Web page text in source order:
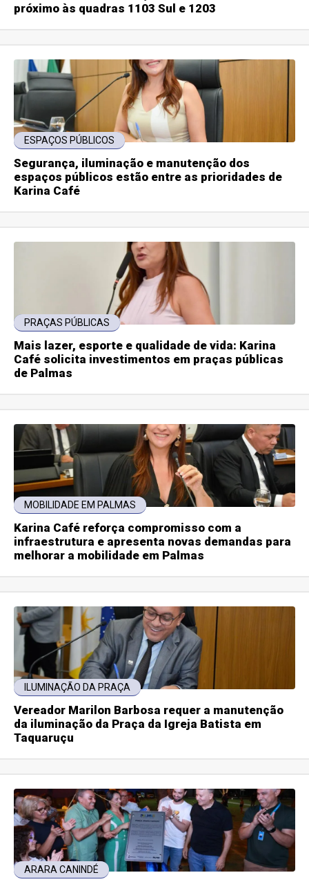
próximo às quadras 1103 Sul e 1203
ESPAÇOS PÚBLICOS
Segurança, iluminação e manutenção dos
espaços públicos estão entre as prioridades de
Karina Café
PRAÇAS PÚBLICAS
Mais lazer, esporte e qualidade de vida: Karina
Café solicita investimentos em praças públicas
de Palmas
MOBILIDADE EM PALMAS
Karina Café reforça compromisso com a
infraestrutura e apresenta novas demandas para
melhorar a mobilidade em Palmas
ILUMINAÇÃO DA PRAÇA
Vereador Marilon Barbosa requer a manutenção
da iluminação da Praça da Igreja Batista em
Taquaruçu
ARARA CANINDÉ